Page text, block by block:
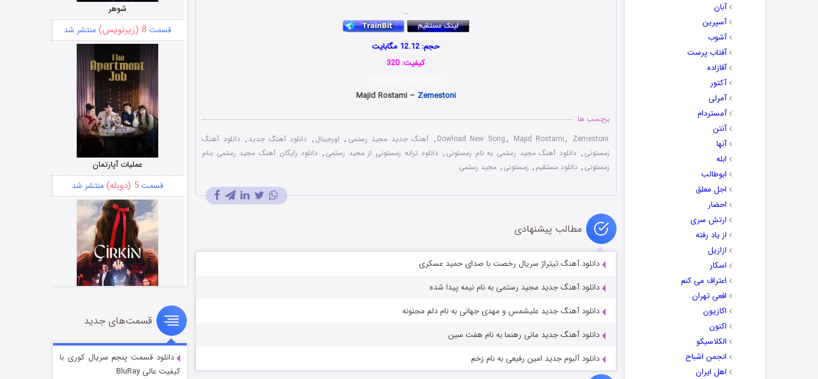
آبان
آسپرین
آشوب
آفتاب پرست
آقازاده
آکتور
آمرلی
آمستردام
آنتن
آنها
ابله
ابوطالب
اجل معلق
احضار
ارتش سری
از یاد رفته
ازازیل
اسکار
اعتراف می کنم
افعی تهران
اکازیون
اکنون
الکلاسیکو
انجمن اشباح
اهل ایران
…
حجم: 12.12 مگابایت
کیفیت: 320
Majid Rostami – Zemestoni
برچسب ها
Dowload New Song, Majid Rostami, Zemestoni
, آهنگ جدید مجید رستمی , اورجینال , دانلود آهنگ جدید , دانلود آهنگ
زمستونی , دانلود آهنگ مجید رستمی به نام زمستونی , دانلود ترانه زمستونی از مجید رستمی , دانلود رایگان آهنگ مجید رستمی بنام
زمستونی , دانلود مستقیم , زمستونی , مجید رستمی
مطالب پیشنهادی
دانلود آهنگ تیتراژ سریال رخصت با صدای حمید عسکری
دانلود آهنگ جدید مجید رستمی به نام نیمه پیدا شده
دانلود آهنگ جدید علیشمس و مهدی جهانی به نام دلم مجنونه
دانلود آهنگ جدید مانی رهنما به نام هفت سین
دانلود آلبوم جدید امین رفیعی به نام زخم
شوهر
قسمت 8 (زیرنویس) منتشر شد
عملیات آپارتمان
قسمت5 (دوبله) منتشر شد
سریال زشت
قسمت2 (زیرنویس) منتشر شد
قسمت‌های جدید
دانلود قسمت پنجم سریال کوری با
کیفیت عالی BluRay